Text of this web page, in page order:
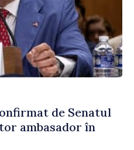
de Senatul
ambasador în